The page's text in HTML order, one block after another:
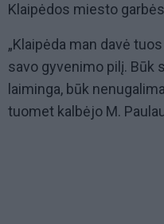
Klaipėdos miesto
„Klaipėda man davė
savo gyvenimo pilį. Būk
laiminga, būk
tuomet kalbėjo M.